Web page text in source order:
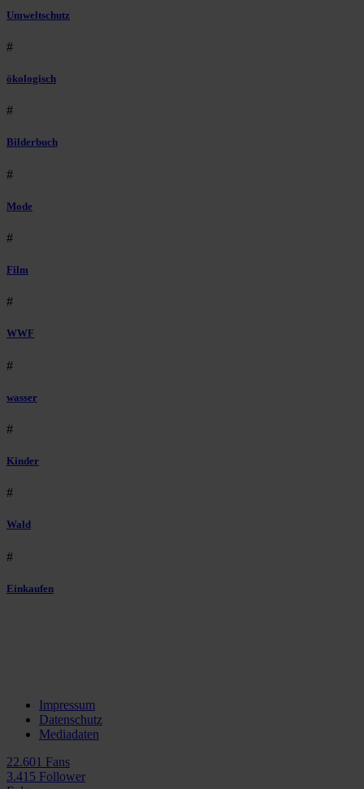
Umweltschutz
#
ökologisch
#
Bilderbuch
#
Mode
#
Film
#
WWF
#
wasser
#
Kinder
#
Wald
#
Einkaufen
Impressum
Datenschutz
Mediadaten
22.601 Fans
3.415 Follower